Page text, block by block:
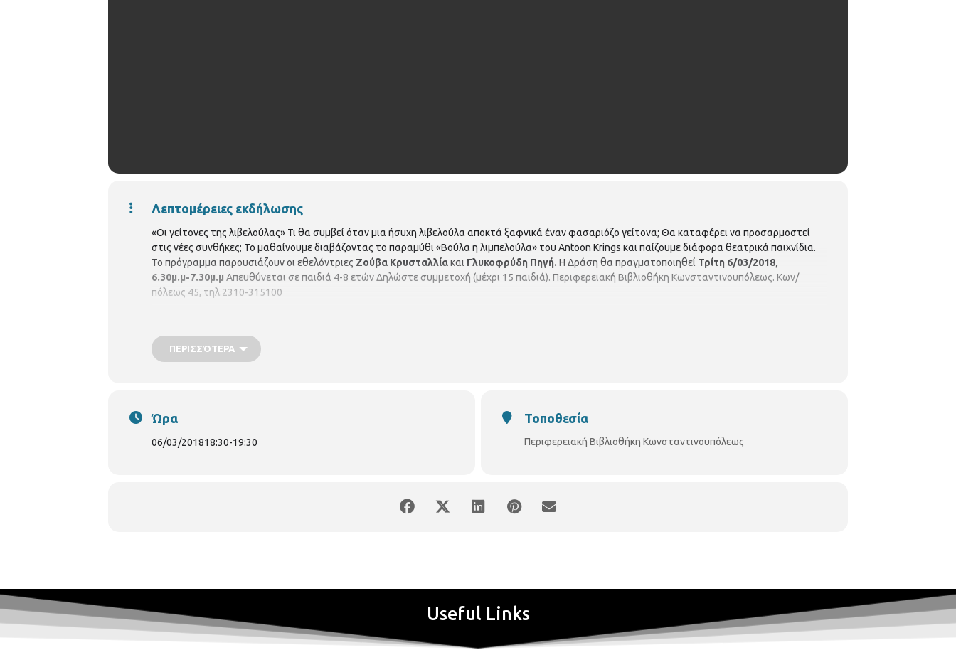
Λεπτομέρειες εκδήλωσης
«Οι γείτονες της λιβελούλας» Τι θα συμβεί όταν μια ήσυχη λιβελούλα αποκτά ξαφνικά έναν φασαριόζο γείτονα; Θα καταφέρει να προσαρμοστεί
στις νέες συνθήκες; Το μαθαίνουμε διαβάζοντας το παραμύθι «Βούλα η λιμπελούλα» του Antoon Krings και παίζουμε διάφορα θεατρικά παιχνίδια.
Το πρόγραμμα παρουσιάζουν οι εθελόντριες Ζούβα Κρυσταλλίακαι Γλυκοφρύδη Πηγή. Η Δράση θα πραγματοποιηθεί Τρίτη 6/03/2018,
6.30μ.μ-7.30μ.μ Απευθύνεται σε παιδιά 4-8 ετών Δηλώστε συμμετοχή (μέχρι 15 παιδιά). Περιφερειακή Βιβλιοθήκη Κωνσταντινουπόλεως. Κων/
πόλεως 45, τηλ.2310-315100
ΠΕΡΙΣΣΌΤΕΡΑ
Ώρα
06/03/201818:30-19:30
Τοποθεσία
Περιφερειακή Βιβλιοθήκη Κωνσταντινουπόλεως
Useful Links